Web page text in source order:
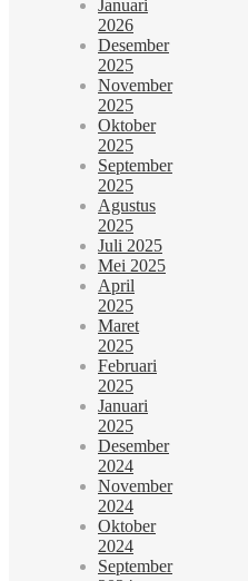
Januari
2026
Desember
2025
November
2025
Oktober
2025
September
2025
Agustus
2025
Juli 2025
Mei 2025
April
2025
Maret
2025
Februari
2025
Januari
2025
Desember
2024
November
2024
Oktober
2024
September